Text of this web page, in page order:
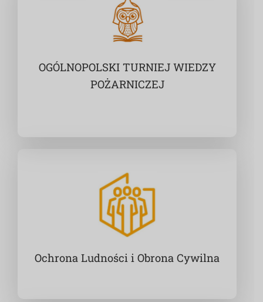
OGÓLNOPOLSKI TURNIEJ WIEDZY
POŻARNICZEJ
Ochrona Ludności i Obrona Cywilna